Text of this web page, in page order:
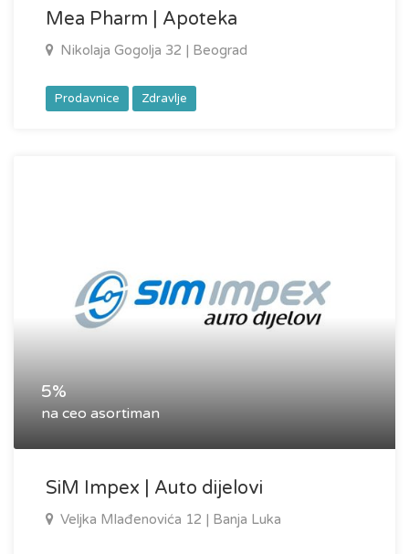
Mea Pharm | Apoteka
Nikolaja Gogolja 32 | Beograd
Prodavnice Zdravlje
5%
na ceo asortiman
SiM Impex | Auto dijelovi
Veljka Mlađenovića 12 | Banja Luka